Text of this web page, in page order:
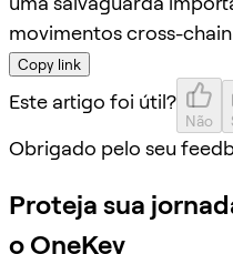
movimentos cross-
Copy link
Este artigo foi útil?
Não
Obrigado pelo seu
Proteja sua
o OneKey